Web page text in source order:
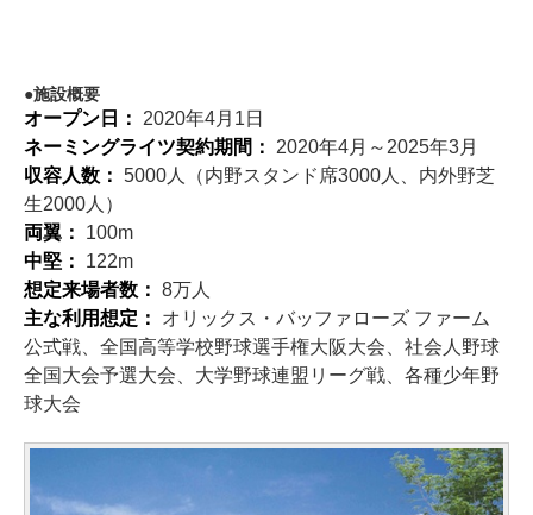
施設概要
オープン日： 2020年4月1日
ネーミングライツ契約期間： 2020年4月～2025年3月
収容人数： 5000人（内野スタンド席3000人、内外野芝
生2000人）
両翼： 100m
中堅： 122m
想定来場者数： 8万人
主な利用想定： オリックス・バッファローズ ファーム
公式戦、全国高等学校野球選手権大阪大会、社会人野球
全国大会予選大会、大学野球連盟リーグ戦、各種少年野
球大会